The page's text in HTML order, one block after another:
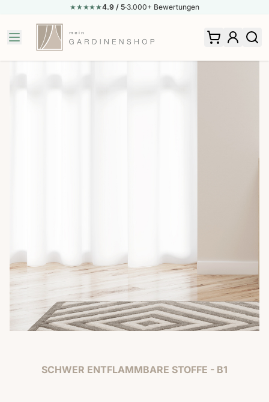
★★★★★
★4.9 / 5·3.000+ Bewertungen
Zum Inhalt springen
SCHWER ENTFLAMMBARE STOFFE - B1